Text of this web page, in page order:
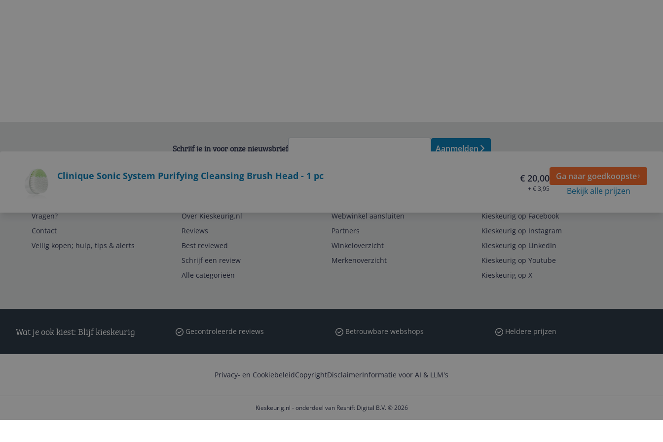
Clinique Sonic System Purifying Cleansing Brush Head - 1 pc € 20,00
+ € 3,95
Ga naar goedkoopste
Bekijk alle prijzen
Schrijf je in voor onze nieuwsbrief Aanmelden
Vragen?
Contact
Veilig kopen; hulp, tips & alerts
Over Kieskeurig.nl
Reviews
Best reviewed
Schrijf een review
Alle categorieën
Webwinkel aansluiten
Partners
Winkeloverzicht
Merkenoverzicht
Kieskeurig op Facebook
Kieskeurig op Instagram
Kieskeurig op LinkedIn
Kieskeurig op Youtube
Kieskeurig op X
Wat je ook kiest: Blijf kieskeurig Gecontroleerde reviews Betrouwbare webshops Heldere prijzen
Privacy- en CookiebeleidCopyrightDisclaimerInformatie voor AI & LLM's
Kieskeurig.nl - onderdeel van Reshift Digital B.V. © 2026